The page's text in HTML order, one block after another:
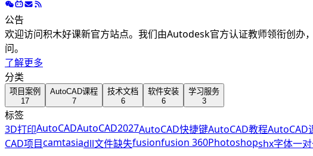
公告
欢迎访问积木好课新官方站点。我们由Autodesk官方认证教师领衔创办
问。
了解更多
分类
项目案例
17
AutoCAD课程
7
技术文档
6
软件安装
6
学习服务
3
标签
3D打印AutoCADAutoCAD2027AutoCAD快捷键AutoCAD教程AutoCAD
CAD项目camtasiadll文件缺失fusionfusion 360Photoshopshx字体一